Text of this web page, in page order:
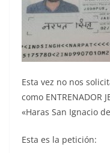
Esta vez no nos
como ENTRENADOR
«Haras San Ignacio
Esta es la petición: